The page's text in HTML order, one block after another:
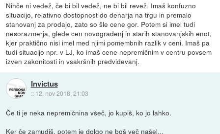
Nihče ni vedež, če bi bil vedež, ne bi bil revež. Imaš konfuzno
situacijo, relativno dostopnost do denarja na trgu in premalo
stanovanj za prodajo, zato so šle cene gor. Potem si imel tudi
nesorazmerja, glede cen novogradenj in starih stanovanjskih enot,
kjer praktično nisi imel med njimi pomembnih razlik v ceni. Imaš pa
tudi situacijo npr. v LJ, ko imaš cene nepremičnim v centru povsem
izven zakonitosti in vsakršnih predvidevanj.
Invictus
:: 12. nov 2018, 21:03
Če ti je neka nepremičnina všeč, jo kupiš, ko jo lahko.
Ker če zamudiš, potem je dolgo ne boš več našel...